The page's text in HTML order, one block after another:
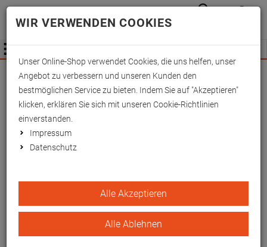
Wichtige Änderung für Fachhändler zum
01.09.2026 -Mehr Informationen hier
Anmelden
Menü
Infusionsflaschenhalter mit
4 Haken, verchromt
WIR VERWENDEN COOKIES
Unser Online-Shop verwendet Cookies, die uns helfen, unser
Angebot zu verbessern und unseren Kunden den
bestmöglichen Service zu bieten. Indem Sie auf "Akzeptieren"
klicken, erklären Sie sich mit unseren Cookie-Richtlinien
einverstanden.
Impressum
Datenschutz
Alle Akzeptieren
Alle Ablehnen